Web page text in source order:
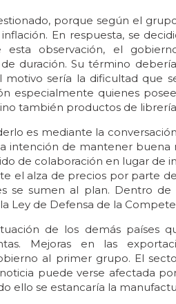
porque según el
En respuesta, se
esta observación, el
duración. Su término
motivo sería la dificultad que
especialmente quienes
también productos de
es mediante la
intención de mantener
de colaboración en lugar de
el alza de precios por parte
se sumen al plan. Dentro de
Ley de Defensa de la
de los demás países
Mejoras en las
al primer grupo. El
puede verse afectada
ello se estancaría la